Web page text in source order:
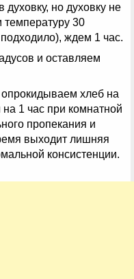
но духовку не
30
ждем 1 час.
и оставляем
хлеб на
1 час при комнатной
пропекания и
выходит лишняя
консистенции.